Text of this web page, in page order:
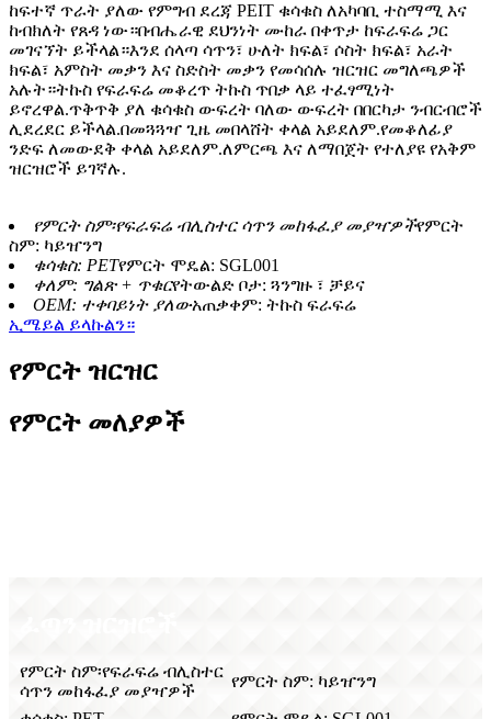
ከፍተኛ ጥራት ያለው የምግብ ደረጃ PEIT ቁሳቁስ ለአካባቢ ተስማሚ እና
ከብክለት የጸዳ ነው።በብሔራዊ ደህንነት ሙከራ በቀጥታ ከፍራፍሬ ጋር
መገናኘት ይችላል።እንደ ሰላጣ ሳጥን፣ ሁለት ክፍል፣ ሶስት ክፍል፣ አራት
ክፍል፣ አምስት መቃን እና ስድስት መቃን የመሳሰሉ ዝርዝር መግለጫዎች
አሉት።ትኩስ የፍራፍሬ መቆረጥ ትኩስ ጥበቃ ላይ ተፈፃሚነት
ይኖረዋል.ጥቅጥቅ ያለ ቁሳቁስ ውፍረት ባለው ውፍረት በበርካታ ንብርብሮች
ሊደረደር ይችላል.በመጓጓዣ ጊዜ መበላሸት ቀላል አይደለም.የመቆለፊያ
ንድፍ ለመውደቅ ቀላል አይደለም.ለምርጫ እና ለማበጀት የተለያዩ የአቅም
ዝርዝሮች ይገኛሉ.
የምርት ስም፡የፍራፍሬ ብሊስተር ሳጥን መከፋፈያ መያዣዎችየምርት
ስም: ካይዠንግ
ቁሳቁስ: PETየምርት ሞዴል: SGL001
ቀለም: ግልጽ + ጥቁርየትውልድ ቦታ: ጓንግዙ ፣ ቻይና
OEM: ተቀባይነት ያለውአጠቃቀም: ትኩስ ፍራፍሬ
ኢሜይል ይላኩልን።
የምርት ዝርዝር
የምርት መለያዎች
የምርት ስም፡የፍራፍሬ ብሊስተር
ሳጥን መከፋፈያ መያዣዎች
የምርት ስም: ካይዠንግ